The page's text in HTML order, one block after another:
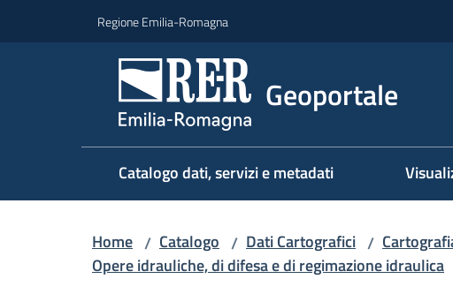
Regione Emilia-Romagna
Geoportale
Catalogo dati, servizi e metadati
Home / Catalogo / Dati Cartografici /
Opere idrauliche, di difesa e di regimazione idraulica